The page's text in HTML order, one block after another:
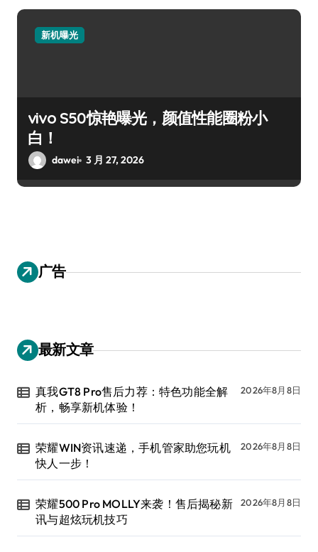
新机曝光
vivo S50惊艳曝光，颜值性能圈粉小
白！
dawei 3 月 27, 2026
广告
最新文章
真我GT8 Pro售后力荐：特色功能全解
析，畅享新机体验！
2026年8月8日
荣耀WIN资讯速递，手机管家助您玩机
快人一步！
2026年8月8日
荣耀500 Pro MOLLY来袭！售后揭秘新
讯与超炫玩机技巧
2026年8月8日